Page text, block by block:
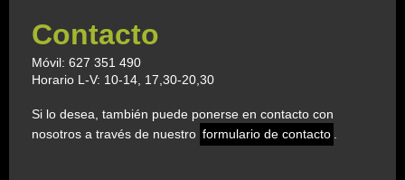
Contacto
Móvil: 627 351 490
Horario L-V: 10-14, 17,30-20,30
Si lo desea, también puede ponerse en contacto con
nosotros a través de nuestro formulario de contacto .